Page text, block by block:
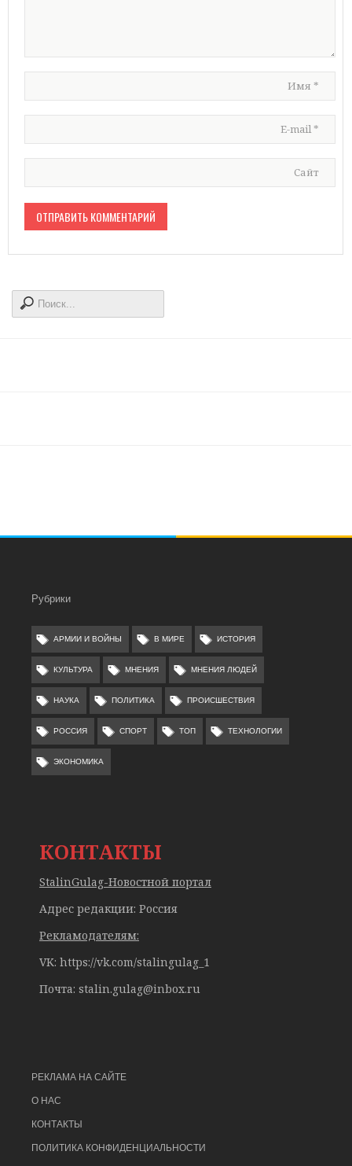
Имя*
E-mail*
Сайт
Рубрики
АРМИИ И ВОЙНЫ В МИРЕ ИСТОРИЯ
КУЛЬТУРА МНЕНИЯ МНЕНИЯ ЛЮДЕЙ
НАУКА ПОЛИТИКА ПРОИСШЕСТВИЯ
РОССИЯ СПОРТ ТОП ТЕХНОЛОГИИ
ЭКОНОМИКА
КОНТАКТЫ
StalinGulag-Новостной портал
Адрес редакции: Россия
Рекламодателям:
VK: https://vk.com/stalingulag_1
Почта: stalin.gulag@inbox.ru
РЕКЛАМА НА САЙТЕ
О НАС
КОНТАКТЫ
ПОЛИТИКА КОНФИДЕНЦИАЛЬНОСТИ